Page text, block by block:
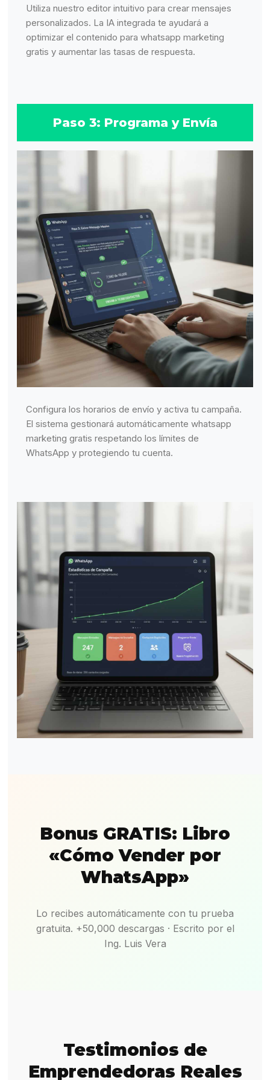
Utiliza nuestro editor intuitivo para crear mensajes
personalizados. La IA integrada te ayudará a
optimizar el contenido para whatsapp marketing
gratis y aumentar las tasas de respuesta.
Paso 3: Programa y Envía
Configura los horarios de envío y activa tu campaña.
El sistema gestionará automáticamente whatsapp
marketing gratis respetando los límites de
WhatsApp y protegiendo tu cuenta.
Bonus GRATIS: Libro
«Cómo Vender por
WhatsApp»
Lo recibes automáticamente con tu prueba
gratuita. +50,000 descargas · Escrito por el
Ing. Luis Vera
Testimonios de
Emprendedoras Reales